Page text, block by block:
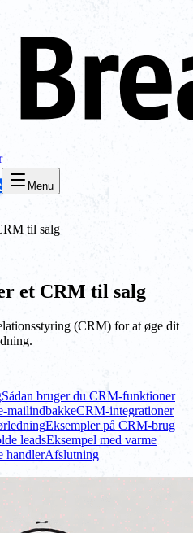
Menu
til salg
et CRM til salg
(CRM) for at øge dit
Sådan bruger du CRM-funktioner
mailindbakkeCRM-integrationer
Eksempler på CRM-brug
leadsEksempel med varme
handlerAfslutning